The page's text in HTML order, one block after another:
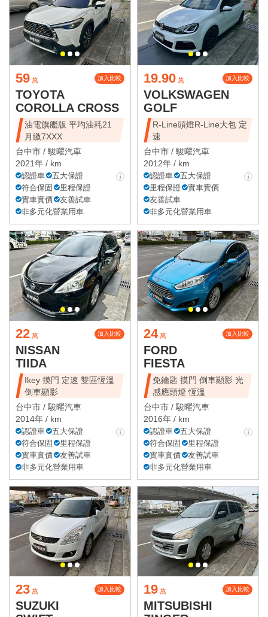
59 萬 加入比較
TOYOTA
COROLLA CROSS
油電旗艦版 平均油耗21
月繳7XXX
台中市 / 駿曜汽車
2021年 / km
認證車
五大保證
符合保固
里程保證
實車實價
友善試車
非多元化營業用車
19.90 萬 加入比較
VOLKSWAGEN
GOLF
R-Line頭燈R-Line大包 定
速
台中市 / 駿曜汽車
2012年 / km
認證車
五大保證
里程保證
實車實價
友善試車
非多元化營業用車
22 萬 加入比較
NISSAN
TIIDA
Ikey 摸門 定速 雙區恆溫
倒車顯影
台中市 / 駿曜汽車
2014年 / km
認證車
五大保證
符合保固
里程保證
實車實價
友善試車
非多元化營業用車
24 萬 加入比較
FORD
FIESTA
免鑰匙 摸門 倒車顯影 光
感應頭燈 恆溫
台中市 / 駿曜汽車
2016年 / km
認證車
五大保證
符合保固
里程保證
實車實價
友善試車
非多元化營業用車
23 萬 加入比較
SUZUKI
19 萬 加入比較
MITSUBISHI